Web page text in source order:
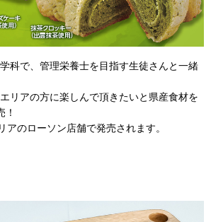
科で、管理栄養士を目指す生徒さんと一緒
リアの方に楽しんで頂きたいと県産食材を
アのローソン店舗で発売されます。